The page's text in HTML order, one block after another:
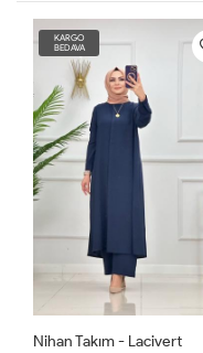
KARGO
BEDAVA
Nihan Takım - Lacivert